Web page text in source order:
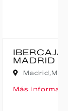
POR